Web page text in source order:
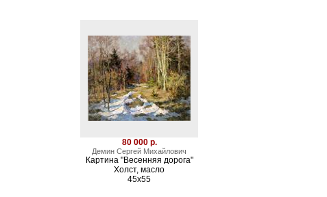
80 000 р.
Демин Сергей Михайлович
Картина "Весенняя дорога"
Холст, масло
45х55